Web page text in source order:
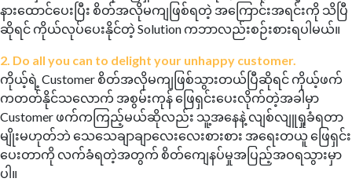
နားထောင်ပေးပြီး စိတ်အလိုမကျဖြစ်ရတဲ့ အကြောင်းအရင်းကို သိပြီ
ဆိုရင် ကိုယ်လုပ်ပေးနိုင်တဲ့ Solution ကဘာလည်းစဉ်းစားရပါမယ်။
2. Do all you can to delight your unhappy customer.
ကိုယ့်ရဲ့ Customer စိတ်အလိုမကျဖြစ်သွားတယ်ပြီဆိုရင် ကိုယ့်ဖက်
ကတတ်နိုင်သလောက် အစွမ်းကုန် ဖြေရှင်းပေးလိုက်တဲ့အခါမှာ
Customer ဖက်ကကြည့်မယ်ဆိုလည်း သူ့အနေနဲ့ လျစ်လျူရှုခံရတာ
မျိုးမဟုတ်ဘဲ သေသေချာချာလေးလေးစားစား အရေးတယူ ဖြေရှင်း
ပေးတာကို လက်ခံရတဲ့အတွက် စိတ်ကျေနပ်မှုအပြည့်အဝရသွားမှာ
ပါ။